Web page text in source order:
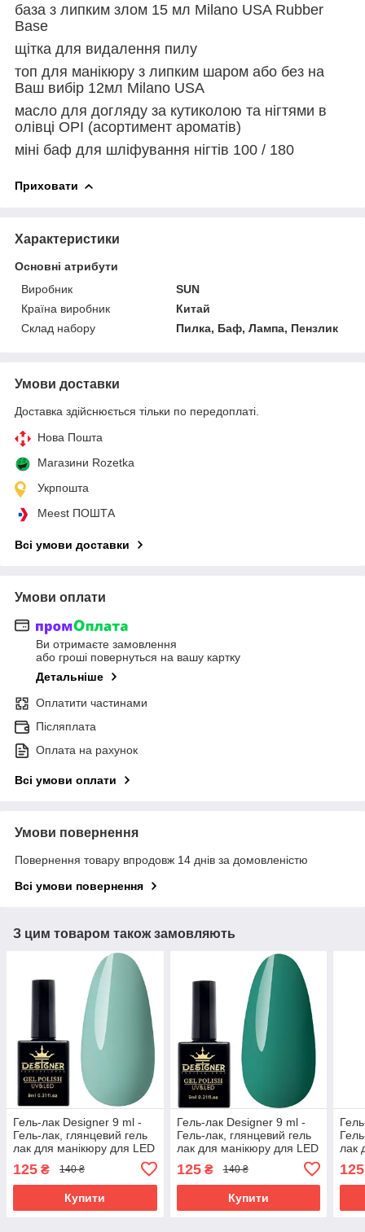
база з липким злом 15 мл Milano USA Rubber
Base
щітка для видалення пилу
топ для манікюру з липким шаром або без на
Ваш вибір 12мл Milano USA
масло для догляду за кутиколою та нігтями в
олівці OPI (асортимент ароматів)
міні баф для шліфування нігтів 100 / 180
Приховати
Характеристики
Основні атрибути
Виробник
SUN
Країна виробник
Китай
Склад набору
Пилка, Баф, Лампа, Пензлик
Умови доставки
Доставка здійснюється тільки по передоплаті.
Нова Пошта
Магазини Rozetka
Укрпошта
Meest ПОШТА
Всі умови доставки
Умови оплати
Ви отримаєте замовлення
або гроші повернуться на вашу картку
Детальніше
Оплатити частинами
Післяплата
Оплата на рахунок
Всі умови оплати
Умови повернення
Повернення товару впродовж 14 днів за домовленістю
Всі умови повернення
З цим товаром також замовляють
Гель-лак Designer 9 ml -
Гель-лак, глянцевий гель
лак для манікюру для LED
125 ₴ 140 ₴
Купити
Гель-лак Designer 9 ml -
Гель-лак, глянцевий гель
лак для манікюру для LED
125₴ 140 ₴
Купити
лак
125